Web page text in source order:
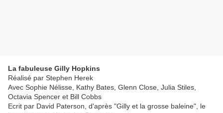
La fabuleuse Gilly Hopkins
Réalisé par Stephen Herek
Avec Sophie Nélisse, Kathy Bates, Glenn Close, Julia Stiles,
Octavia Spencer et Bill Cobbs
Ecrit par David Paterson, d'après "Gilly et la grosse baleine", le